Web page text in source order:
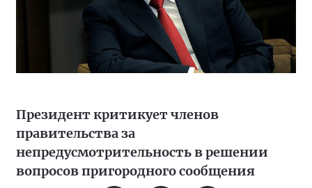
Президент критикует членов
правительства за
непредусмотрительность в решении
вопросов пригородного сообщения